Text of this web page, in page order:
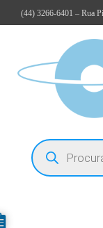
(44) 3266-6401 – Rua